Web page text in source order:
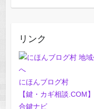
リンク
にほんブログ村
【鍵・カギ相談.COM】
合鍵ナビ